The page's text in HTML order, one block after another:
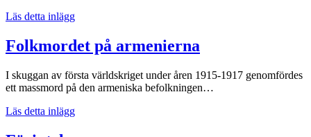
Läs detta inläggKommunistiska
Folkmordet på armenierna
I skuggan av första världskriget under åren 1915-1917 genomfördes
ett massmord på den armeniska befolkningen…
Läs detta inläggFolkmordet